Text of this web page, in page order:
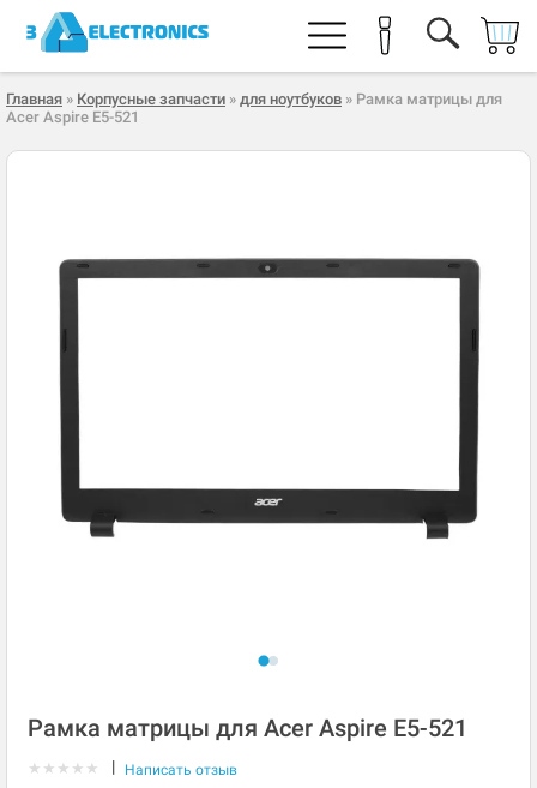
Главная » Корпусные запчасти » для ноутбуков » Рамка матрицы для
Acer Aspire E5-521
Рамка матрицы для Acer Aspire E5-521
★ ★ ★ ★ ★ | Написать отзыв